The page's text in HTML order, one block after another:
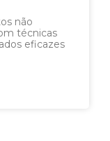
não
técnicas
eficazes